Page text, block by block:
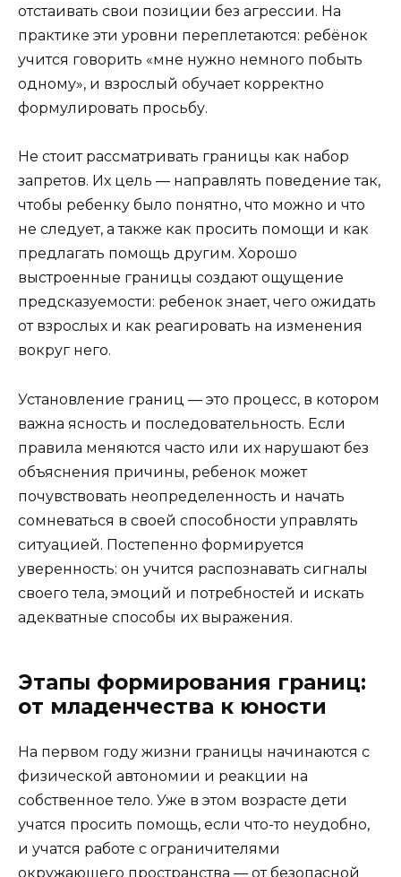
отстаивать свои позиции без агрессии. На
практике эти уровни переплетаются: ребёнок
учится говорить «мне нужно немного побыть
одному», и взрослый обучает корректно
формулировать просьбу.
Не стоит рассматривать границы как набор
запретов. Их цель — направлять поведение так,
чтобы ребенку было понятно, что можно и что
не следует, а также как просить помощи и как
предлагать помощь другим. Хорошо
выстроенные границы создают ощущение
предсказуемости: ребенок знает, чего ожидать
от взрослых и как реагировать на изменения
вокруг него.
Установление границ — это процесс, в котором
важна ясность и последовательность. Если
правила меняются часто или их нарушают без
объяснения причины, ребенок может
почувствовать неопределенность и начать
сомневаться в своей способности управлять
ситуацией. Постепенно формируется
уверенность: он учится распознавать сигналы
своего тела, эмоций и потребностей и искать
адекватные способы их выражения.
Этапы формирования границ:
от младенчества к юности
На первом году жизни границы начинаются с
физической автономии и реакции на
собственное тело. Уже в этом возрасте дети
учатся просить помощь, если что-то неудобно,
и учатся работе с ограничителями
окружающего пространства — от безопасной